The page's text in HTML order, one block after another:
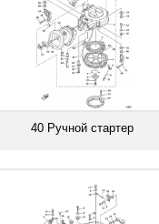
40 Ручной стартер